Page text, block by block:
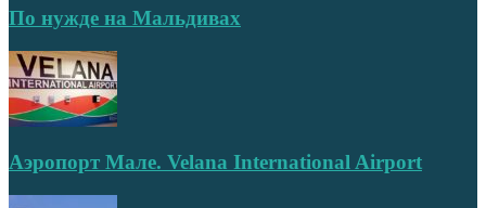
По нужде на Мальдивах
Аэропорт Мале. Velana International Airport